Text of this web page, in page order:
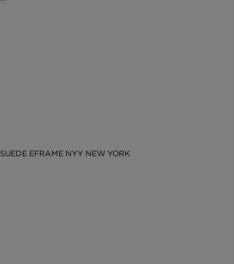
EFRAME NYY NEW YORK